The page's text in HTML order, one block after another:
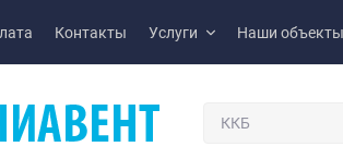
Контакты Услуги Наши объекты